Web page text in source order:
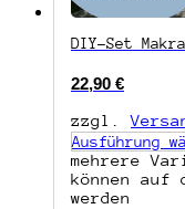
DIY-Set
22,90 €
zzgl.
Ausführung
mehrere
können auf
werden